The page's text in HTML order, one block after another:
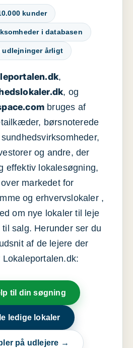
kunder
i databasen
udlejninger årligt
,
, og
bruges af
børsnoterede
og andre, der
effektiv lokalesøgning,
markedet for
og erhvervslokaler ,
om nye lokaler til leje
salg. Herunder ser du
af de lejere der
Lokaleportalen.dk:
til din søgning
ledige lokaler
på udlejere →